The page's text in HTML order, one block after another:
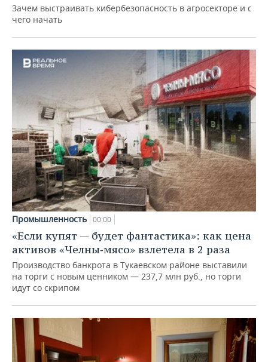
Зачем выстраивать кибербезопасность в агросекторе и с
чего начать
Промышленность 00:00
«Если купят — будет фантастика»: как цена
активов «Челны‑мясо» взлетела в 2 раза
Производство банкрота в Тукаевском районе выставили
на торги с новым ценником — 237,7 млн руб., но торги
идут со скрипом